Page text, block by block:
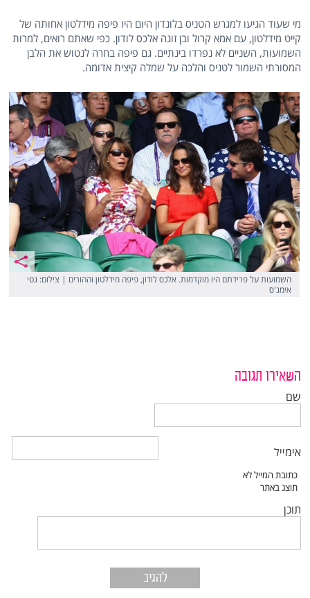
מי שעוד הגיעו למגרש הטניס בלונדון היום היו פיפה מידלטון אחותה של
קייט מידלטון, עם אמא קרול ובן זוגה אלכס לודון. כפי שאתם רואים, למרות
השמועות, השניים לא נפרדו בינתיים. גם פיפה בחרה לנטוש את הלבן
המסורתי השמור לטניס והלכה על שמלה קיצית אדומה.
השמועות על פרידתם היו מוקדמות. אלכס לודון, פיפה מידלטון וההורים | צילום: גטי
אימג'ס
השאירו תגובה
שם
אימייל
תוכן